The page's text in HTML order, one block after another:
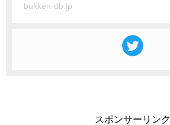
bukken-db.jp
スポンサーリンク